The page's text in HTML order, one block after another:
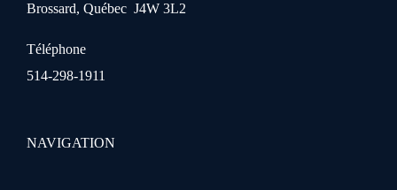
Brossard, Québec J4W 3L2
Téléphone
514-298-1911
NAVIGATION